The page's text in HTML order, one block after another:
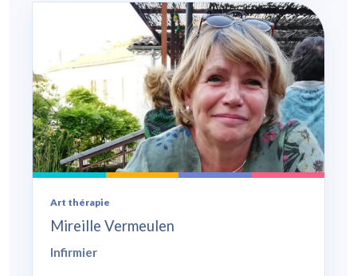
Art thérapie
Mireille Vermeulen
Infirmier